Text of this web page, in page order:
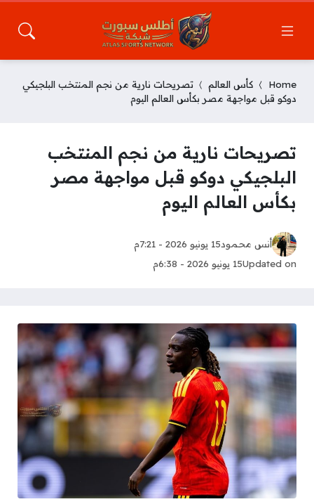
Home كأس العالم
تصريحات نارية من نجم المنتخب البلجيكي
دوكو قبل مواجهة مصر بكأس العالم اليوم
تصريحات نارية من نجم المنتخب
البلجيكي دوكو قبل مواجهة مصر
بكأس العالم اليوم
أنس محمود15 يونيو 2026 - 7:21م
Updated on15 يونيو 2026 - 6:38م